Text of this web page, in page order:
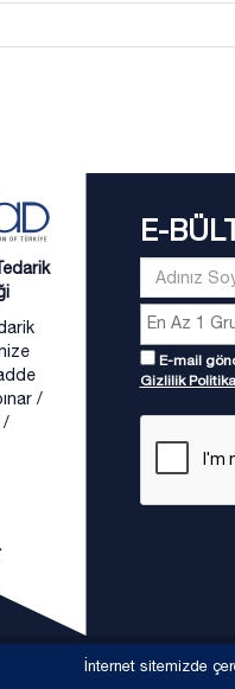
/
/
E-
E-mail
Gizlilik
Tedarik Sanayicileri
İnternet sitemizde